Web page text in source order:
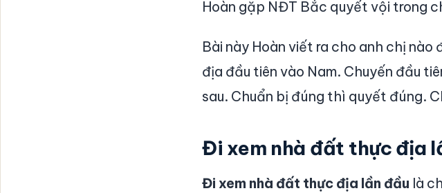
Hoàn gặp NĐT Bắc quyết vội trong
Bài này Hoàn viết ra cho anh chị
địa đầu tiên vào Nam. Chuyến đầu
sau. Chuẩn bị đúng thì quyết đúng.
Đi xem nhà đất thực địa
Đi xem nhà đất thực địa lần đầu là